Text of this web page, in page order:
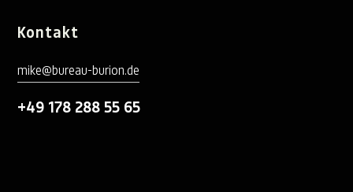
Kontakt
mike@bureau-burion.de
+49 178 288 55 65